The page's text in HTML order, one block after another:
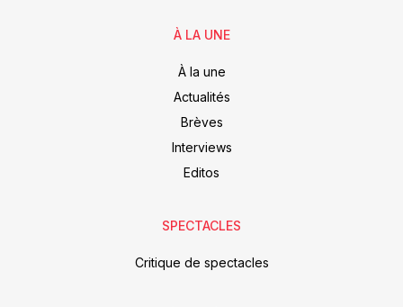
À LA UNE
À la une
Actualités
Brèves
Interviews
Editos
SPECTACLES
Critique de spectacles